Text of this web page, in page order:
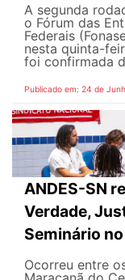
A segunda
o Fórum das
Federais
nesta quinta-
foi confirmada
Publicado em: 24 de
ANDES-SN
Verdade,
Seminário
Ocorreu entre